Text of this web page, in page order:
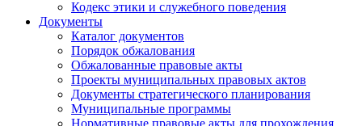
Кодекс этики и служебного поведения
Документы
Каталог документов
Порядок обжалования
Обжалованные правовые акты
Проекты муниципальных правовых актов
Документы стратегического планирования
Муниципальные программы
Нормативные правовые акты для прохождения